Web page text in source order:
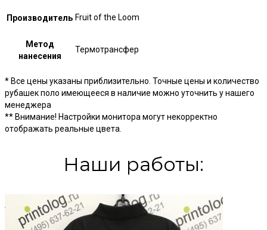
Производитель Fruit of the Loom
Метод
нанесения
Термотрансфер
* Все цены указаны приблизительно. Точные цены и количество
рубашек поло имеющееся в наличие можно уточнить у нашего
менеджера
** Внимание! Настройки монитора могут некорректно
отображать реальные цвета.
Наши работы: